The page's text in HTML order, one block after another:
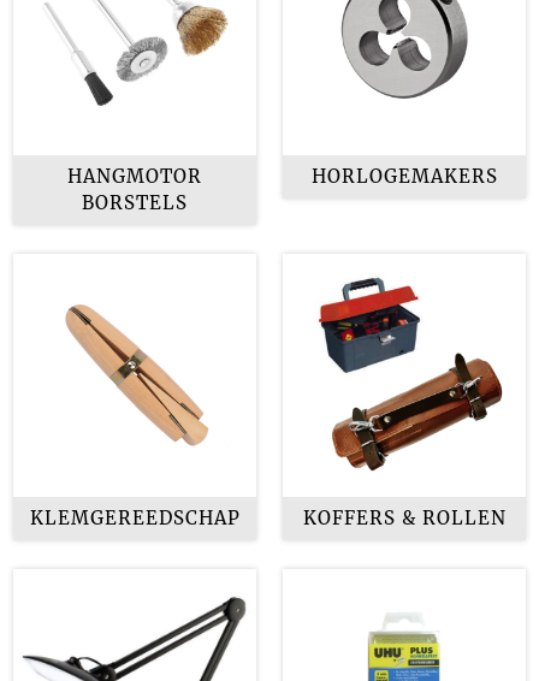
HANGMOTOR
BORSTELS
HORLOGEMAKERS
KLEMGEREEDSCHAP KOFFERS & ROLLEN